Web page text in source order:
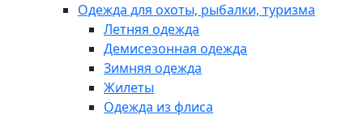
Одежда для охоты, рыбалки, туризма
Летняя одежда
Демисезонная одежда
Зимняя одежда
Жилеты
Одежда из флиса